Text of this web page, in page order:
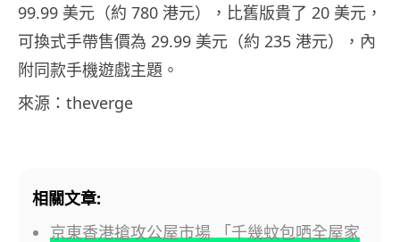
99.99 美元（約 780 港元），比舊版貴了 20 美元，
可換式手帶售價為 29.99 美元（約 235 港元），內
附同款手機遊戲主題。
來源：theverge
相關文章:
京東香港搶攻公屋市場 「千幾蚊包哂全屋家